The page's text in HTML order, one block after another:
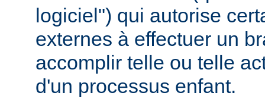
logiciel") qui autorise
externes à effectuer un
accomplir telle ou telle
d'un processus enfant.